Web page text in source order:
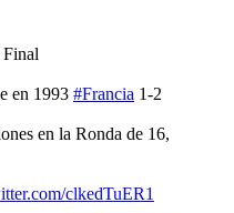
Final
en 1993 #Francia 1-2
en la Ronda de 16,
clkedTuER1